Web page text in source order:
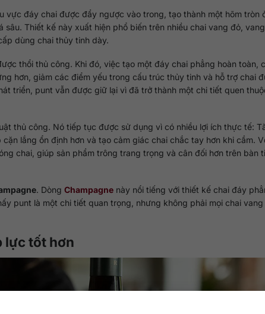
vực đáy chai được đẩy ngược vào trong, tạo thành một hõm tròn
Thiết kế này xuất hiện phổ biến trên nhiều chai vang đỏ, vang
dùng chai thủy tinh dày.
thổi thủ công. Khi đó, việc tạo một đáy chai phẳng hoàn toàn,
hơn, giảm các điểm yếu trong cấu trúc thủy tinh và hỗ trợ chai
triển, punt vẫn được giữ lại vì đã trở thành một chi tiết quen
thủ công. Nó tiếp tục được sử dụng vì có nhiều lợi ích thực tế:
lắng ổn định hơn và tạo cảm giác chai chắc tay hơn khi cầm.
chai, giúp sản phẩm trông trang trọng và cân đối hơn trên bàn
. Dòng Champagne này nổi tiếng với thiết kế chai đáy
punt là một chi tiết quan trọng, nhưng không phải mọi chai vang
lực tốt hơn